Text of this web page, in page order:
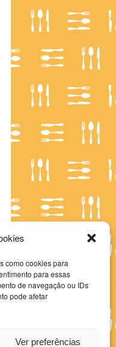
como cookies para
para essas
de navegação ou IDs
pode afetar
Ver preferências